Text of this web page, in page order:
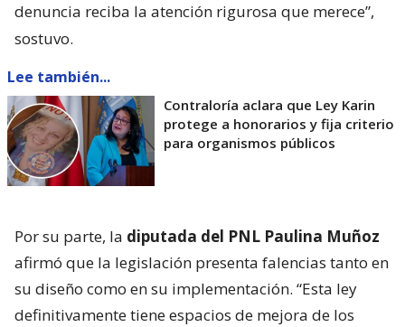
denuncia reciba la atención rigurosa que merece”,
sostuvo.
Lee también...
Contraloría aclara que Ley Karin
protege a honorarios y fija criterio
para organismos públicos
Por su parte, la diputada del PNL Paulina Muñoz
afirmó que la legislación presenta falencias tanto en
su diseño como en su implementación. “Esta ley
definitivamente tiene espacios de mejora de los